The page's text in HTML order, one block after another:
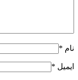
نام *
ایمیل *